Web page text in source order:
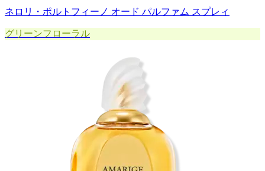
ネロリ・ポルトフィーノ オード パルファム スプレィ
グリーンフローラル